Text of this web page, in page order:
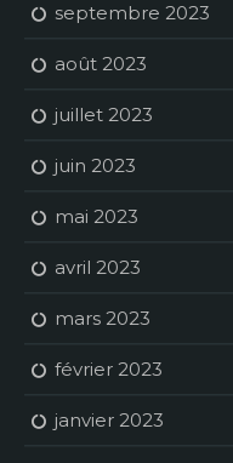
septembre 2023
août 2023
juillet 2023
juin 2023
mai 2023
avril 2023
mars 2023
février 2023
janvier 2023